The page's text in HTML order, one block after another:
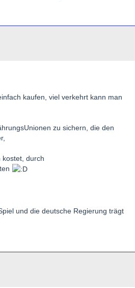
kaufen, viel verkehrt kann man
zu sichern, die den
kostet, durch
und die deutsche Regierung trägt